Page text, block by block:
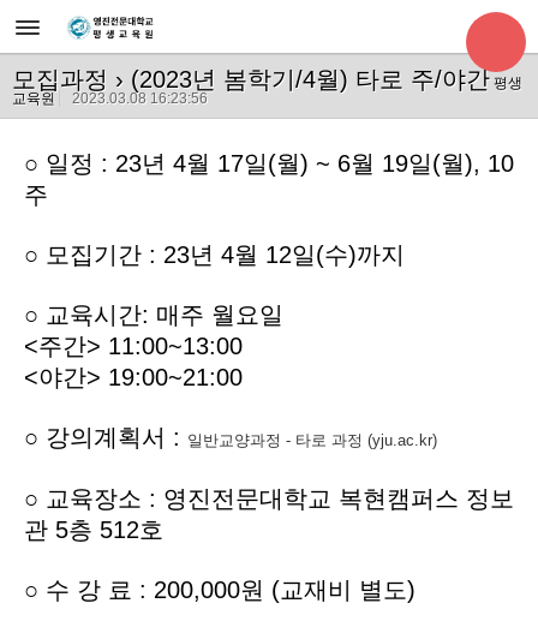
모집과정 › (2023년 봄학기/4월) 타로 주/야간 평생
교육원
2023.03.08 16:23:56
○ 일정 : 23년 4월 17일(월) ~ 6월 19일(월), 10
주
○ 모집기간 : 23년 4월 12일(수)까지
○ 교육시간: 매주 월요일
<주간> 11:00~13:00
<야간> 19:00~21:00
○ 강의계획서 : 일반교양과정 - 타로 과정 (yju.ac.kr)
○ 교육장소 : 영진전문대학교 복현캠퍼스 정보
관 5층 512호
○ 수 강 료 : 200,000원 (교재비 별도)